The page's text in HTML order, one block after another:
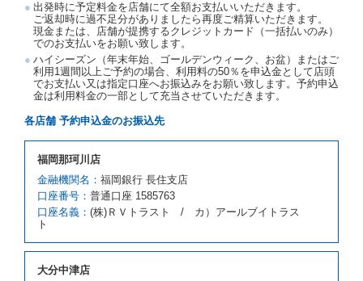
第５条（代替レンタカー）
当社は、借受人から予約のあった車種クラスのレンタ
カーを貸し渡すことができないときは、予約と異なる
車種クラスのレンタカー（以下「代替レンタカー」と
いいます。）の貸渡しを申し入れることができるもの
とします。
クラスを除き予約時と同一の借受条件でレンタカー提
携先の代替レンタカーを貸し渡すものとします。な
お、代替レンタカーの貸渡料金が予約された車種クラ
スの貸渡料金より高くなるときは、予約した車種クラ
スの貸渡料金によるものとし、予約された車種クラス
の貸渡料金より低くなるときは、当該代替レンタカー
の車種クラスの貸渡料金によるものとします。
を拒絶し、予約を取り消すことができるものとしま
前項の場合、第１項の貸渡しをすることができない原
出発時に予定料金を店舗にて全額お支払いいただきます。
ご返却時に過不足分がありましたら再度ご精算いただきます。
現金または、店舗が提携するクレジットカード（一括払いのみ）
でのお支払いをお願い致します。
ハイシーズン（年末年始、ゴールデンウィーク、お盆）またはご
利用1週間以上ご予約の場合、利用料の50％を申込金として店頭
でお支払い又は指定口座へお振込みをお願い致します。予約申込
金は利用料金の一部として充当させていただきます。
各店舗 予約申込金のお振込先
福岡那珂川店
金融機関名： 福岡銀行 長住支店
口座番号： 普通口座 1585763
口座名義： (株)ＲＶトラスト / カ）アールブイトラス
ト
大分中津店